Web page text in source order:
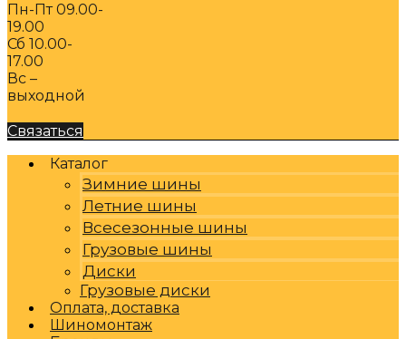
Пн-Пт 09.00-
19.00
Сб 10.00-
17.00
Вс –
выходной
Связаться
Каталог
Зимние шины
Летние шины
Всесезонные шины
Грузовые шины
Диски
Грузовые диски
Оплата, доставка
Шиномонтаж